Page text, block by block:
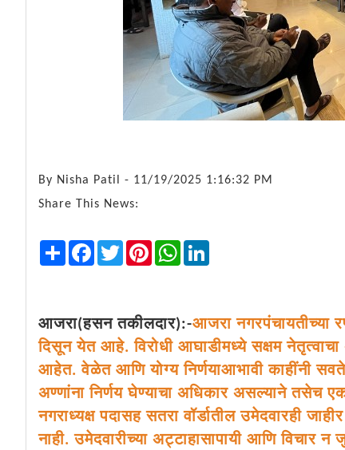
By Nisha Patil
- 11/19/2025 1:16:32 PM
Share This News:
ShareFacebook
TwitterPinterestWhatsApp
आजरा(हसन तकीलदार):-आजरा नगरपंचायतीच्या
दिसून येत आहे. विरोधी आघाडीमध्ये सक्षम
आहेत. वेळेत आणि योग्य निर्णयाआभावी काहींनी
अण्णांना निर्णय घेण्याचा अधिकार असल्याने तसेच
नगराध्यक्ष पदासह सतरा वॉर्डातील उमेदवारही
नाही. उमेदवारीच्या अट्टाहासापायी आणि विचार